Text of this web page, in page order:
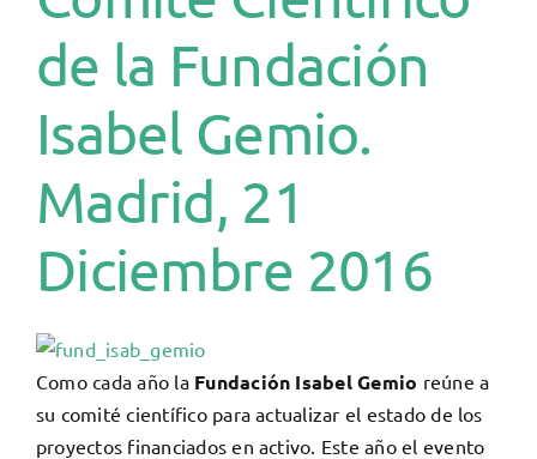
de la Fundación
Isabel Gemio.
Madrid, 21
Diciembre 2016
Como cada año la Fundación Isabel Gemio reúne a
su comité científico para actualizar el estado de los
proyectos financiados en activo. Este año el evento